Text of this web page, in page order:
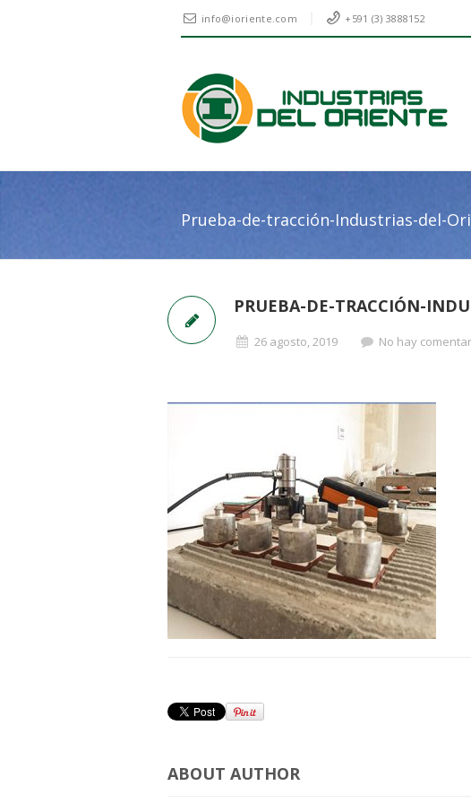
info@ioriente.com +591 (3) 3888152
Prueba-de-tracción-Industrias-del-
PRUEBA-DE-TRACCIÓN-
26 agosto, 2019 No hay
ABOUT AUTHOR